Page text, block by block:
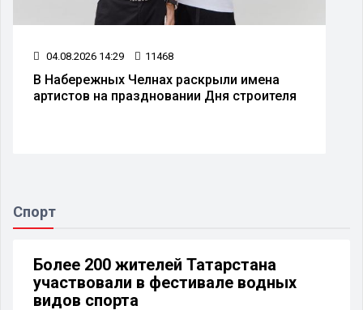
04.08.2026 14:29 11468
В Набережных Челнах раскрыли имена
артистов на праздновании Дня строителя
Спорт
Более 200 жителей Татарстана
участвовали в фестивале водных
видов спорта